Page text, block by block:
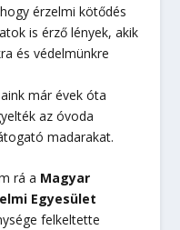
érzelmi kötődés
is érző lények, akik
és védelmünkre
már évek óta
az óvoda
madarakat.
rá a Magyar
Egyesület
felkeltette